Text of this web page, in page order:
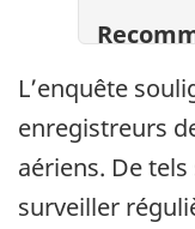
L’enquête
enregistreurs
aériens. De
surveiller